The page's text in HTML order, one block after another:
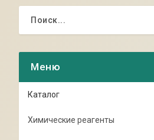
Каталог
Химические реагенты